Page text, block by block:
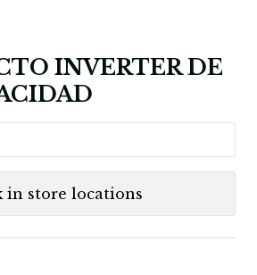
INVERTER DE
in store locations